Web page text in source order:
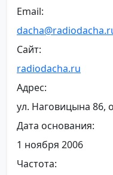
Email:
Сайт:
radiodacha.ru
Адрес:
ул. Наговицына 86,
Дата основания:
1 ноября 2006
Частота: